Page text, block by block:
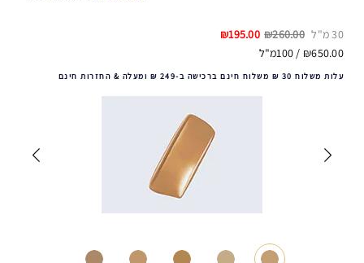
30 מ"ל ₪260.00
₪195.00
₪650.00 / 100מ"ל
עלות משלוח 30 ₪ משלוח חינם ברכישה ב-249 ₪ ומעלה & החזרות חינם